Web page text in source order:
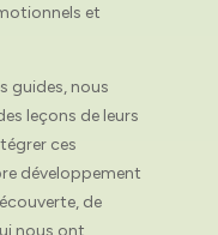
et
guides, nous
leçons de leurs
ces
développement
de